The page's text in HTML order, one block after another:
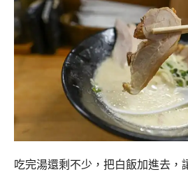
吃完湯還剩不少，把白飯加進去，